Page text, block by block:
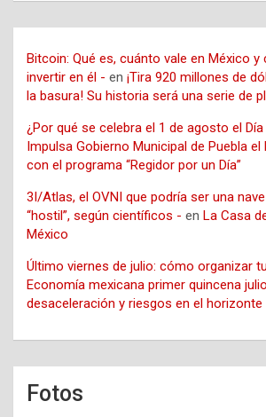
Bitcoin: Qué es, cuánto vale en México y
invertir en él - en ¡Tira 920 millones de
la basura! Su historia será una serie de
¿Por qué se celebra el 1 de agosto el
Impulsa Gobierno Municipal de Puebla el
con el programa “Regidor por un Día”
3I/Atlas, el OVNI que podría ser una
“hostil”, según científicos - en La Casa
México
Último viernes de julio: cómo organizar
Economía mexicana primer quincena
desaceleración y riesgos en el horizonte
Fotos